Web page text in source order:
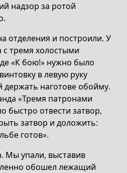
надзор за ротой
отделения и построили. У
тремя холостыми
«К бою!» нужно было
в левую руку
держать наготове обойму.
«Тремя патронами
быстро отвести затвор,
затвор и доложить:
готов».
Мы упали, выставив
обошел лежащий